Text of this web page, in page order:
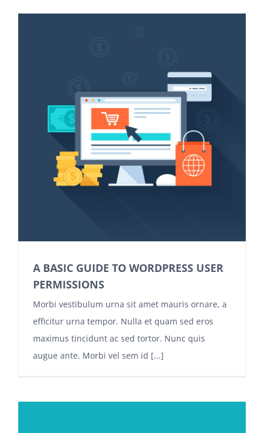
A BASIC GUIDE TO WORDPRESS USER
PERMISSIONS
Morbi vestibulum urna sit amet mauris ornare, a
efficitur urna tempor. Nulla et quam sed eros
maximus tincidunt ac sed tortor. Nunc quis
augue ante. Morbi vel sem id [...]